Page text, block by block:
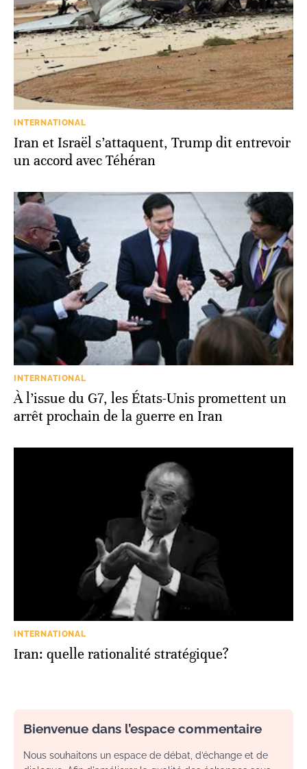
INTERNATIONAL
Iran et Israël s’attaquent, Trump dit entrevoir
un accord avec Téhéran
INTERNATIONAL
À l’issue du G7, les États-Unis promettent un
arrêt prochain de la guerre en Iran
INTERNATIONAL
Iran: quelle rationalité stratégique?
Bienvenue dans l’espace commentaire
Nous souhaitons un espace de débat, d’échange et de